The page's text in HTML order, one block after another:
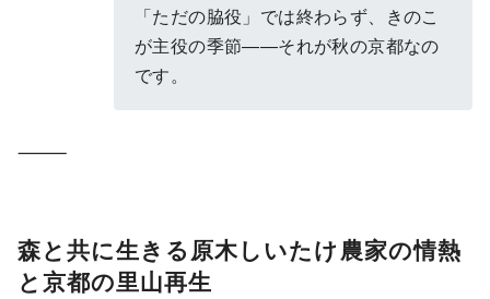
「ただの脇役」では終わらず、きのこ
が主役の季節――それが秋の京都なの
です。
⸻
森と共に生きる原木しいたけ農家の情熱
と京都の里山再生